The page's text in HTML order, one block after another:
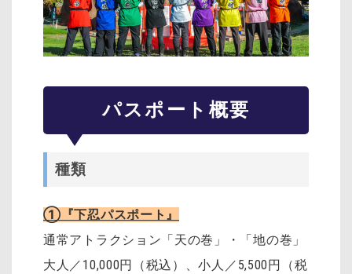
パスポート概要
種類
①『下忍パスポート』
通常アトラクション「天の巻」・「地の巻」
大人／10,000円（税込）、小人／5,500円（税